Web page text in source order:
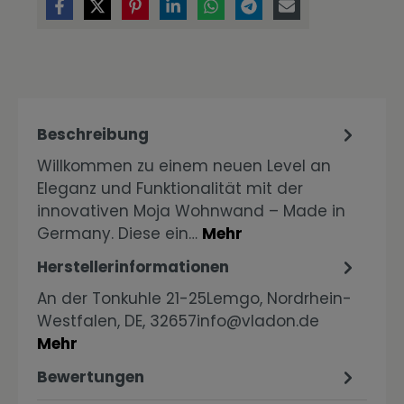
Beschreibung
Willkommen zu einem neuen Level an
Eleganz und Funktionalität mit der
innovativen Moja Wohnwand – Made in
Germany. Diese ein… Mehr
Herstellerinformationen
An der Tonkuhle 21-25Lemgo, Nordrhein-
Westfalen, DE, 32657info@vladon.de
Mehr
Bewertungen